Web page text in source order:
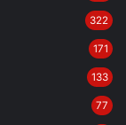
322
171
133
77